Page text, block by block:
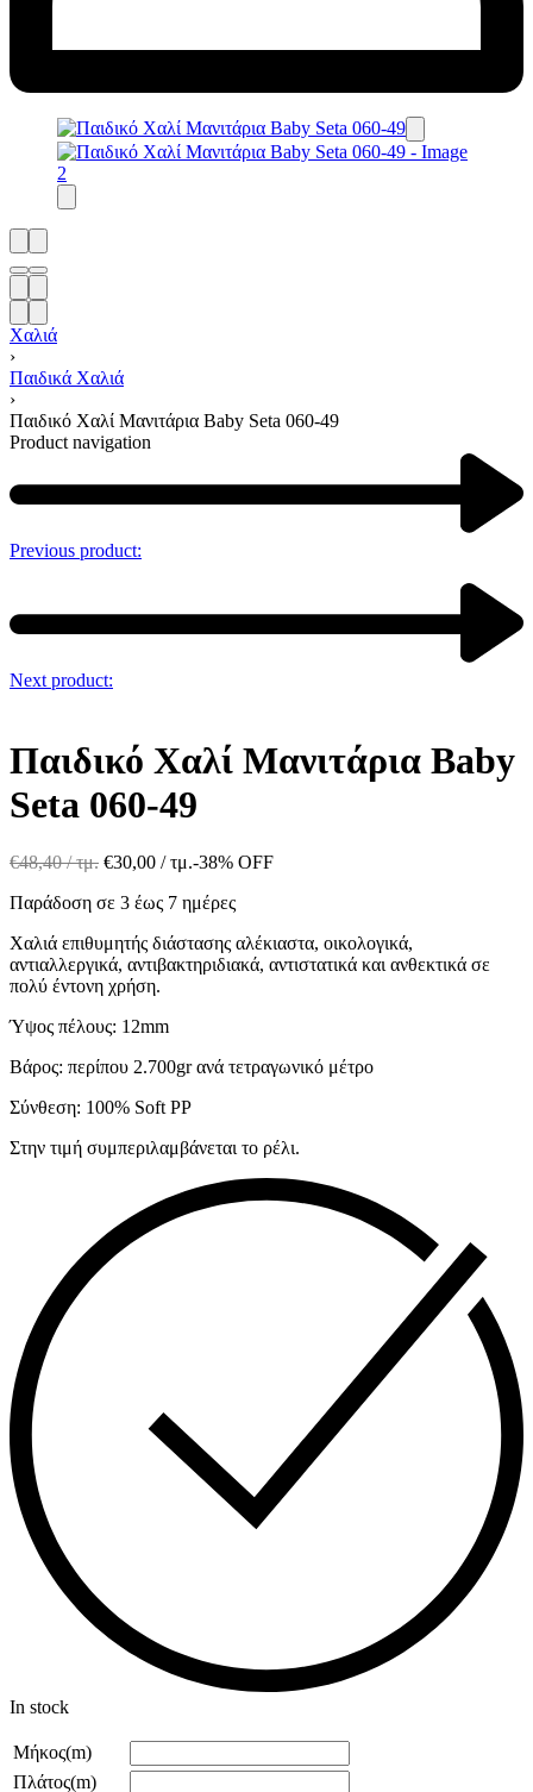
Χαλιά
›
Παιδικά Χαλιά
›
Παιδικό Χαλί Μανιτάρια Baby Seta 060-49
Product navigation
Previous product:
Next product:
Παιδικό Χαλί Μανιτάρια Baby
Seta 060-49
€48,40/ τμ. €30,00 / τμ.-38% OFF
Παράδοση σε 3 έως 7 ημέρες
Χαλιά επιθυμητής διάστασης αλέκιαστα, οικολογικά,
αντιαλλεργικά, αντιβακτηριδιακά, αντιστατικά και ανθεκτικά σε
πολύ έντονη χρήση.
Ύψος πέλους: 12mm
Βάρος: περίπου 2.700gr ανά τετραγωνικό μέτρο
Σύνθεση: 100% Soft PP
Στην τιμή συμπεριλαμβάνεται το ρέλι.
In stock
Μήκος(m)
Πλάτος(m)